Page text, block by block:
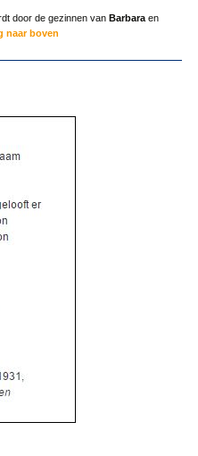
door de gezinnen van Barbaraen
naar boven